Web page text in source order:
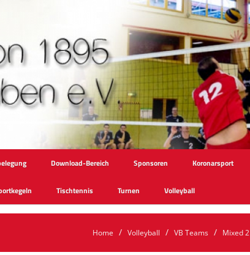
Download-Bereich Sponsoren Koronarsport
Tischtennis Turnen Volleyball
Home Volleyball VB Teams Mixed 2